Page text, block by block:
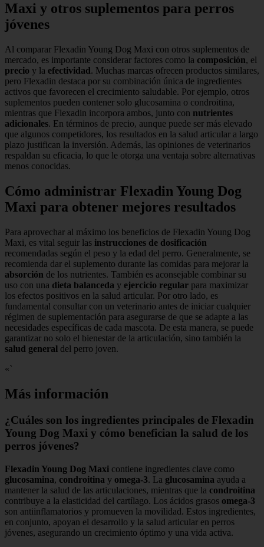
Maxi y otros suplementos para perros
jóvenes
Al comparar Flexadin Young Dog Maxi con otros suplementos de
mercado, es importante considerar factores como la composición, el
precio y la efectividad. Muchas marcas ofrecen productos similares,
pero Flexadin destaca por su combinación única de ingredientes
activos que favorecen el crecimiento saludable. Por ejemplo, otros
suplementos pueden contener solo glucosamina o condroitina,
mientras que Flexadin incorpora ambos, junto con nutrientes
adicionales. En términos de precio, aunque puede ser más elevado
que algunos competidores, los resultados en la salud articular a largo
plazo justifican la inversión. Además, las opiniones de veterinarios
respaldan su eficacia, lo que le otorga una ventaja sobre alternativas
menos conocidas.
Cómo administrar Flexadin Young Dog
Maxi para obtener mejores resultados
Para aprovechar al máximo los beneficios de Flexadin Young Dog
Maxi, es vital seguir las instrucciones de dosificación
recomendadas según el peso y la edad del perro. Generalmente, se
recomienda dar el suplemento durante las comidas para mejorar la
absorción de los nutrientes. También es aconsejable combinar su
uso con una dieta balanceda y ejercicio regular para maximizar
los efectos positivos en la salud articular. Por otro lado, es
fundamental consultar con un veterinario antes de iniciar cualquier
régimen de suplementación para asegurarse de que se adapte a las
necesidades específicas de cada mascota. De esta manera, se puede
garantizar no solo el bienestar de la articulación, sino también la
salud general del perro joven.
«`
Más información
¿Cuáles son los ingredientes principales de Flexadin
Young Dog Maxi y cómo benefician la salud de los
perros jóvenes?
Flexadin Young Dog Maxi contiene ingredientes clave como
glucosamina, condroitina y omega-3. La glucosamina ayuda a
mantener la salud de las articulaciones, mientras que la condroitina
contribuye a la elasticidad del cartílago. Los ácidos grasos omega-3
son antiinflamatorios y promueven la movilidad. Estos ingredientes,
en conjunto, apoyan el desarrollo y la salud articular en perros
jóvenes, asegurando un crecimiento óptimo y una vida activa.